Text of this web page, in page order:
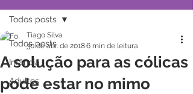
Todos posts
Infância
Adultos
Todos posts
A solução para as cólicas
pode estar no mimo
Tiago Silva
30 de abr. de 20186 min de leitura